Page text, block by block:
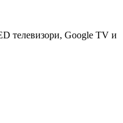
телевизори, Google TV и